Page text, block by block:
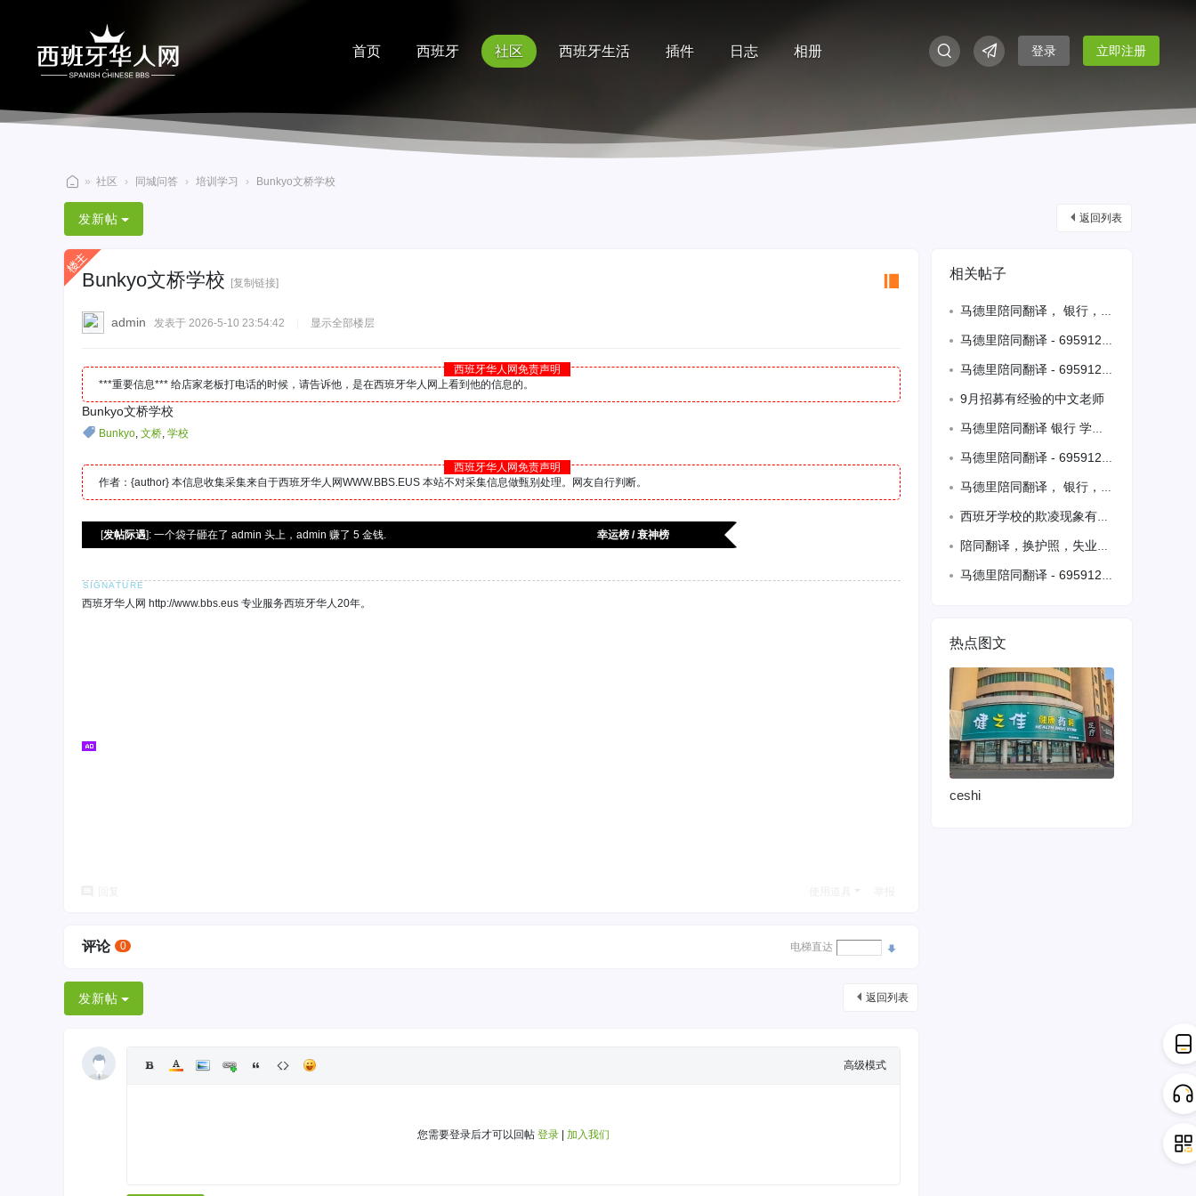
首页 西班牙 社区 西班牙生活 插件 日志 相册 登录 立即注册
西
班
牙
华
» 社区 › 同城问答 › 培训学习 › Bunkyo文桥学校
返回列表
发新帖
Bunkyo文桥学校 [复制链接]
admin 发表于 2026-5-10 23:54:42 显示全部楼层
西班牙华人网免责声明
***重要信息*** 给店家老板打电话的时候，请告诉他，是在西班牙华人网上看到他的信息的。
Bunkyo文桥学校
Bunkyo, 文桥, 学校
西班牙华人网免责声明
作者：{author} 本信息收集采集来自于西班牙华人网WWW.BBS.EUS 本站不对采集信息做甄别处理。网友自行判断。
[发帖际遇]: 一个袋子砸在了 admin 头上，admin 赚了 5 金钱. 幸运榜 / 衰神榜
西班牙华人网 http://www.bbs.eus 专业服务西班牙华人20年。
评论 0 电梯直达
返回列表
发新帖
高级模式
您需要登录后才可以回帖 登录 加入我们
相关帖子
马德里陪同翻译， 银行， 学校， 医院， 警察局， 各种翻译， 学生价格合理，
马德里陪同翻译 - 695912639
马德里陪同翻译 - 695912639
9月招募有经验的中文老师
马德里陪同翻译 银行 学校 警局 医院各种翻译 电话号码 695912639
马德里陪同翻译 - 695912639
马德里陪同翻译， 银行，学校，医院，警察局，各种翻译，学生价格，联系电话☎️69
西班牙学校的欺凌现象有多严重？
陪同翻译，换护照，失业金，学校医院陪同，续居留，公证处，代办公证书，西班牙出生证
马德里陪同翻译 - 695912639
热点图文
ceshi